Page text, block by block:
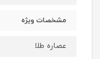
مشخصات ویژه
عصاره طلا